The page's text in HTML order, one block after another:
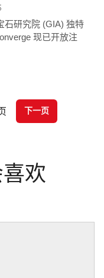
石研究院 (GIA) 独特
现已开放注
下一页
欢